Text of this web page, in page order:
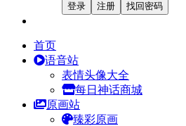
登录 注册 找回密码
首页
语音站
表情头像大全
每日神话商城
原画站
臻彩原画